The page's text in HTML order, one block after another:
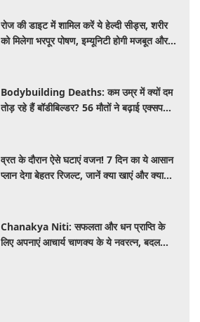
रोज की डाइट में शामिल करें ये हेल्दी सीड्स, शरीर
को मिलेगा भरपूर पोषण, इम्यूनिटी होगी मजबूत और
Bodybuilding Deaths: कम उम्र में क्यों दम
तोड़ रहे हैं बॉडीबिल्डर? 56 मौतों ने बढ़ाई एक्सपर्ट्स
व्रत के दौरान ऐसे घटाएं वजन! 7 दिन का ये आसान
प्लान देगा बेहतर रिजल्ट, जानें क्या खाएं और क्या
Chanakya Niti: सफलता और धन प्राप्ति के
लिए अपनाएं आचार्य चाणक्य के ये नवरत्न, बदल